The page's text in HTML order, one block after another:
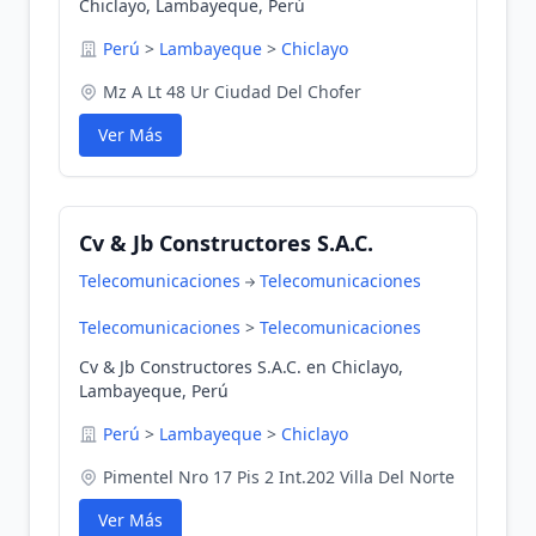
Chiclayo, Lambayeque, Perú
Perú > Lambayeque > Chiclayo
Mz A Lt 48 Ur Ciudad Del Chofer
Ver Más
Cv & Jb Constructores S.A.C.
Telecomunicaciones Telecomunicaciones
Telecomunicaciones > Telecomunicaciones
Cv & Jb Constructores S.A.C. en Chiclayo,
Lambayeque, Perú
Perú > Lambayeque > Chiclayo
Pimentel Nro 17 Pis 2 Int.202 Villa Del Norte
Ver Más